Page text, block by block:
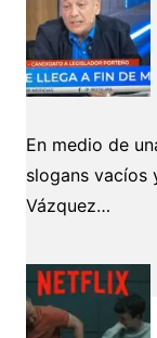
En medio de
slogans vacíos
Vázquez…